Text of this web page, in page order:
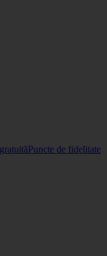
Puncte de fidelitate